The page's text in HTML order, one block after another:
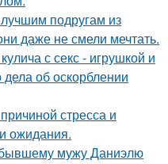
подругам из
даже не смели мечтать.
с секс - игрушкой и
дела об оскорблении
стресса и
ожидания.
бывшему мужу Даниэлю